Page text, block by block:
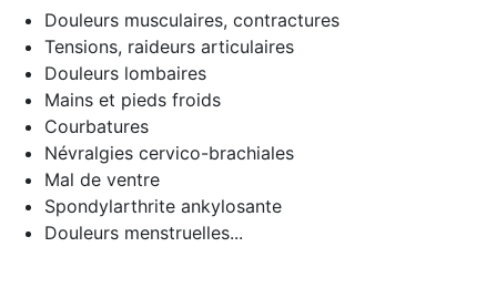
Douleurs musculaires, contractures
Tensions, raideurs articulaires
Douleurs lombaires
Mains et pieds froids
Courbatures
Névralgies cervico-brachiales
Mal de ventre
Spondylarthrite ankylosante
Douleurs menstruelles...